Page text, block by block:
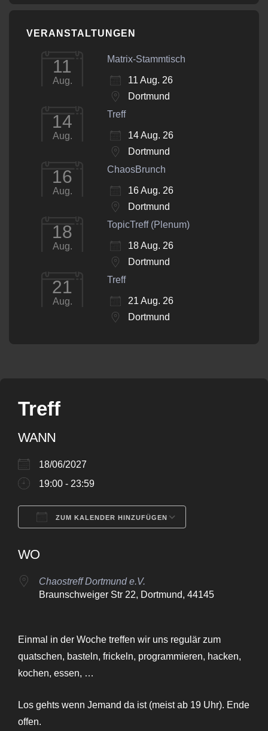
Treff
WANN
18/06/2027
19:00 - 23:59
ZUM KALENDER HINZUFÜGEN
WO
Chaostreff Dortmund e.V.
Braunschweiger Str 22, Dortmund, 44145
Einmal in der Woche treffen wir uns regulär zum
quatschen, basteln, frickeln, programmieren, hacken,
kochen, essen, …
Los gehts wenn Jemand da ist (meist ab 19 Uhr). Ende
offen.
VERANSTALTUNGEN
11
Aug.
Matrix-Stammtisch
11 Aug. 26
Dortmund
14
Aug.
Treff
14 Aug. 26
Dortmund
16
Aug.
ChaosBrunch
16 Aug. 26
Dortmund
18
Aug.
TopicTreff (Plenum)
18 Aug. 26
Dortmund
21
Aug.
Treff
21 Aug. 26
Dortmund